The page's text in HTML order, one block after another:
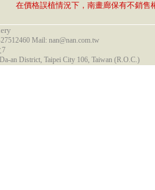
在價格誤植情況下，南畫廊保有不銷售
Mail: nan@nan.com.tw
7
an District, Taipei City 106, Taiwan (R.O.C.)